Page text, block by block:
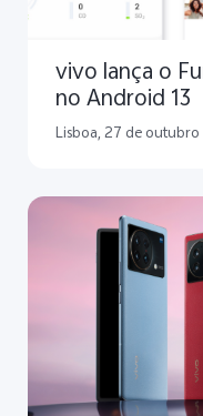
vivo lança o
no Android 13
Lisboa, 27 de